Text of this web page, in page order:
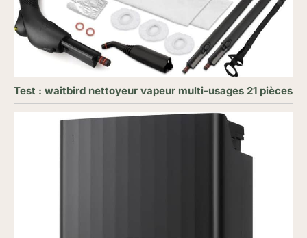
Test : waitbird nettoyeur vapeur multi-usages 21 pièces